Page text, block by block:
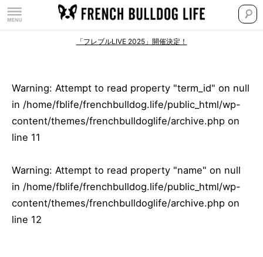
「フレブルLIVE 2025」開催決定！
Warning: Attempt to read property "term_id" on null
in /home/fblife/frenchbulldog.life/public_html/wp-
content/themes/frenchbulldoglife/archive.php on
line 11
Warning: Attempt to read property "name" on null
in /home/fblife/frenchbulldog.life/public_html/wp-
content/themes/frenchbulldoglife/archive.php on
line 12